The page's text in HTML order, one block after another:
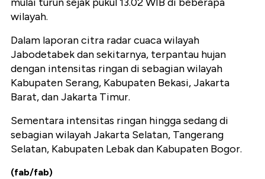
wilayah.
Dalam laporan citra radar cuaca wilayah
Jabodetabek dan sekitarnya, terpantau hujan
dengan intensitas ringan di sebagian wilayah
Kabupaten Serang, Kabupaten Bekasi, Jakarta
Barat, dan Jakarta Timur.
Sementara intensitas ringan hingga sedang di
sebagian wilayah Jakarta Selatan, Tangerang
Selatan, Kabupaten Lebak dan Kabupaten Bogor.
(fab/fab)